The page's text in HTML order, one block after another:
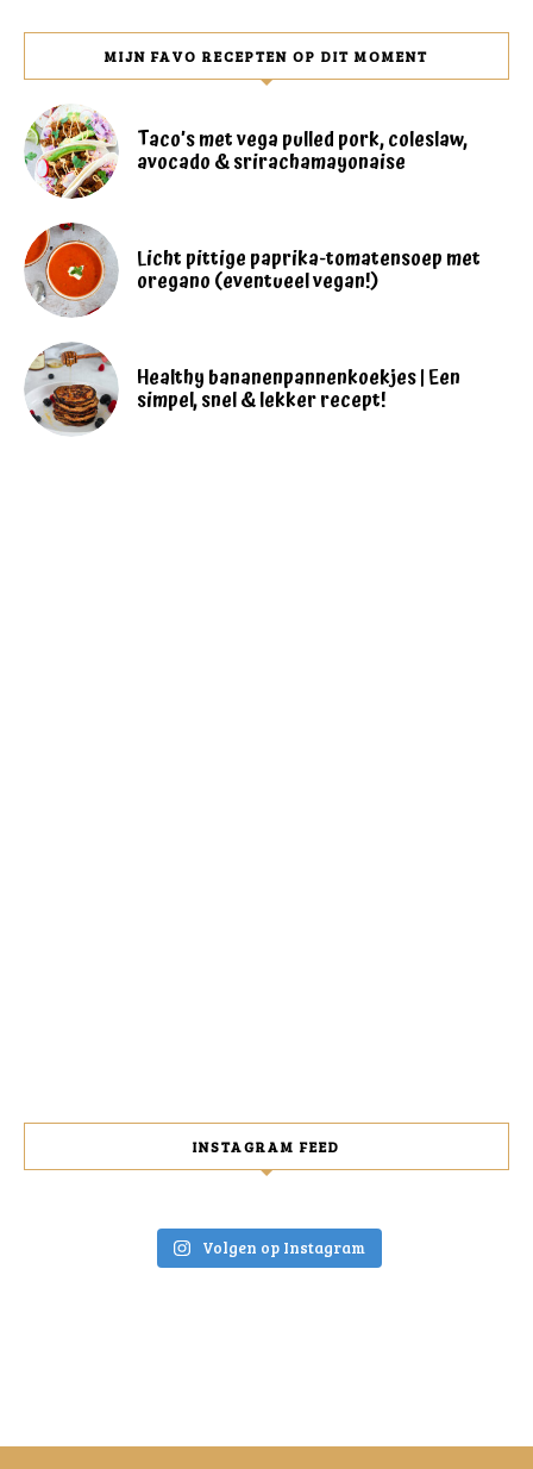
MIJN FAVO RECEPTEN OP DIT MOMENT
Taco’s met vega pulled pork, coleslaw,
avocado & srirachamayonaise
Licht pittige paprika-tomatensoep met
oregano (eventueel vegan!)
Healthy bananenpannenkoekjes | Een
simpel, snel & lekker recept!
INSTAGRAM FEED
Volgen op Instagram